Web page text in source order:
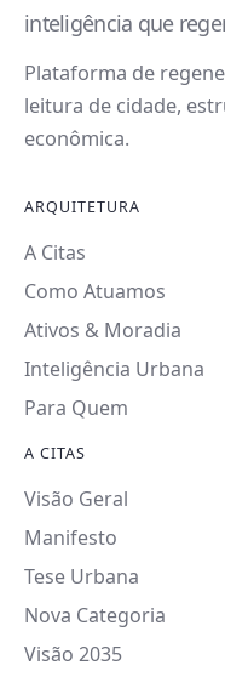
inteligência que
Plataforma de
leitura de cidade,
econômica.
ARQUITETURA
A Citas
Como Atuamos
Ativos & Moradia
Inteligência Urbana
Para Quem
A CITAS
Visão Geral
Manifesto
Tese Urbana
Nova Categoria
Visão 2035